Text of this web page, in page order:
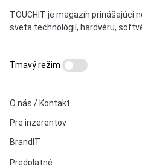
TOUCHIT je magazín prinášajúci
sveta technológií, hardvéru,
O nás / Kontakt
Pre inzerentov
BrandIT
Predplatné
Tmavý režim